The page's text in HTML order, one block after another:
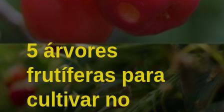
5 árvores
frutíferas para
cultivar no